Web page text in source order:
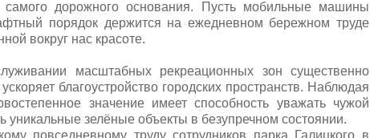
дорожного основания. Пусть мобильные машины
порядок держится на ежедневном бережном труде
вокруг нас красоте.
масштабных рекреационных зон существенно
благоустройство городских пространств. Наблюдая
значение имеет способность уважать чужой
уникальные зелёные объекты в безупречном состоянии.